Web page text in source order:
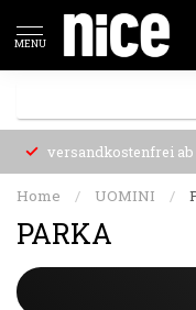
MENU
versandkostenfrei ab
Home / UOMINI /
PARKA